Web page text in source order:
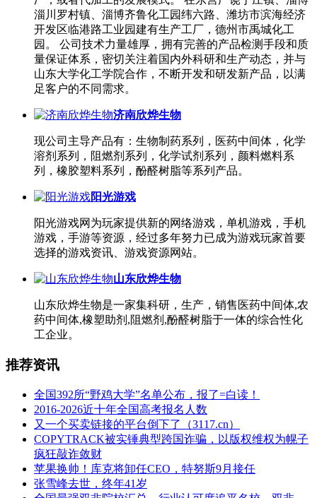
淄川罗村镇、淄博齐鲁化工园纬六路、潍坊市滨海经济
开发区临港路工业园建有生产工厂，德州市禹城化工
园。 公司技术力量雄厚，拥有完善的产品检测手段和质
量保证体系，密切关注着国内外科研和生产动态，并与
山东大学化工学院合作，不断开发和研发新产品，以满
足客户的不同需求。
济南欣烨生物
现公司主导产品有：生物制药系列，医药中间体，化学
溶剂系列，阻燃剂系列，化学试剂系列，颜料燃料系
列，橡胶塑料系列，酚醛树脂等系列产品。
阳光游戏
阳光游戏网为玩家提供新的网络游戏，单机游戏，手机
游戏，手游等资源，经过多年努力已成为游戏玩家首要
选择的游戏资讯、游戏资源网站。
山东欣烨生物
山东欣烨生物是一家集科研，生产，销售医药中间体,农
药中间体,橡塑助剂,阻燃剂,酚醛树脂于一体的综合性化
工企业。
推荐资讯
全国392所“野鸡大学”名单公布，报了=白读！
2016-2026近十年全国高考报名人数
又一个买卖链接的平台倒下了（3117.cn）
COPYTRACK被实锤典型跨国诈骗，以版权维权为幌子
疯狂敲诈敛财
苹果换帅！库克将卸任CEO，特努斯9月接任
张雪峰去世，终年41岁